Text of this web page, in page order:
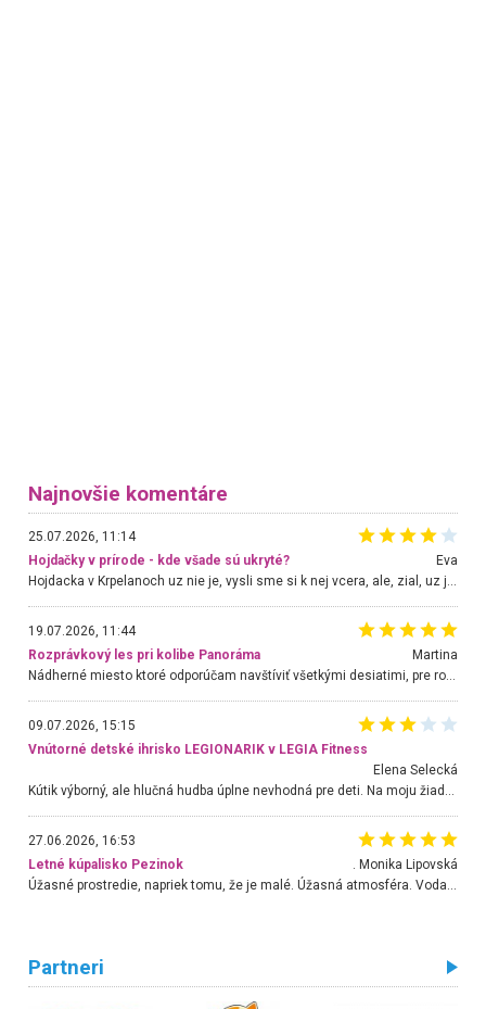
Najnovšie komentáre
25.07.2026, 11:14
Hojdačky v prírode - kde všade sú ukryté?
Eva
Hojdacka v Krpelanoch uz nie je, vysli sme si k nej vcera, ale, zial, uz je znicena. Ak sem planujete cestu len kvoli hojdacke, mozete si ju usetrit. Krasny vyhlad je tu vsak aj bez hojdacky :-)
19.07.2026, 11:44
Rozprávkový les pri kolibe Panoráma
Martina
Nádherné miesto ktoré odporúčam navštíviť všetkými desiatimi, pre rodiny s deťmi, dôchodcom... Proste a jednoducho ozaj rozprávkový les.. určite ešte prídeme. Odniesli sme si na pamiatku krásne tričká,
09.07.2026, 15:15
Vnútorné detské ihrisko LEGIONARIK v LEGIA Fitness
Elena Selecká
Kútik výborný, ale hlučná hudba úplne nevhodná pre deti. Na moju žiadosť o aspoň sušenie nereagovali.
27.06.2026, 16:53
Letné kúpalisko Pezinok
. Monika Lipovská
Partneri